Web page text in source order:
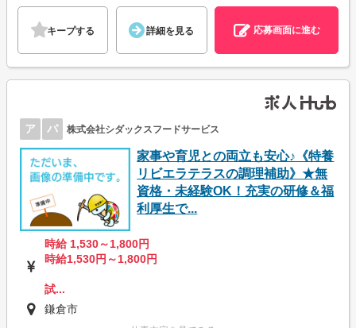
キープする 詳細を見る 応募画面に進む
ア パ 株式会社シダックスフードサービス
家事や育児との両立も安心♪《特養
リビエラテラスの調理補助》★無
資格・未経験OK！充実の研修＆福
利厚生で...
時給 1,530～1,800円
時給1,530円～1,800円
試...
鎌倉市